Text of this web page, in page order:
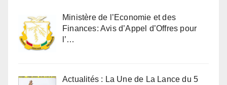
Ministère de l’Economie et des
Finances: Avis d’Appel d’Offres pour
l’…
Actualités : La Une de La Lance du 5